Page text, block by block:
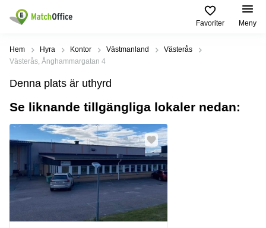
Favoriter Meny
Hyra / hyra ut
Kategorier
Kontor
Kontorshotell
Coworking
space
Lagerlokaler
Industrilokaler
Populära
Städer
Stockholm
Göteborg
Malmö
Uppsala
Norrköping
Populära
sökningar
Kontorshotell
Stockholm
Hyra lokal
Stockholm
Kontorshotell
Göteborg
Hjälp
Om oss
Bli hyresvärd
Pris
Hem Hyra Kontor Västmanland
Västerås
Västerås, Ånghammargatan 4
Denna plats är uthyrd
Se liknande tillgängliga lokaler nedan: